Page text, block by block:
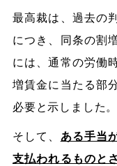
最高裁は、過去の
につき、同条の割
には、通常の労働
増賃金に当たる部
必要と示しました。
そして、 ある手当
支払われるものと